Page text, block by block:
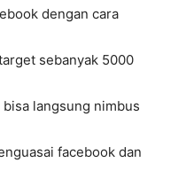
dengan cara
sebanyak 5000
langsung nimbus
facebook dan